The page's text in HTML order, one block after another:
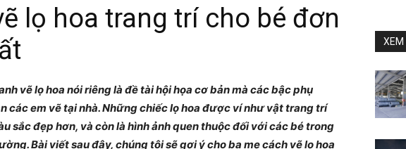
lọ hoa trang trí cho bé đơn
vẽ lọ hoa nói riêng là đề tài hội họa cơ bản mà các bậc phụ
các em vẽ tại nhà. Những chiếc lọ hoa được ví như vật trang trí
sắc đẹp hơn, và còn là hình ảnh quen thuộc đối với các bé trong
Bài viết sau đây, chúng tôi sẽ gợi ý cho ba mẹ cách vẽ lọ hoa
XEM